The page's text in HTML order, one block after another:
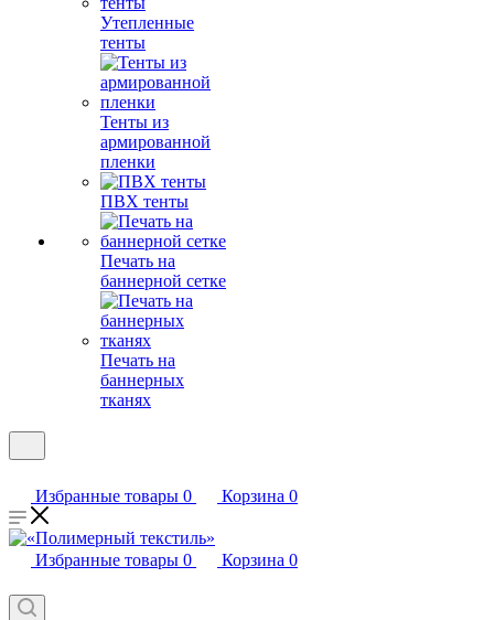
Утепленные
тенты
Тенты из
армированной
пленки
ПВХ тенты
Печать на
баннерной сетке
Печать на
баннерных
тканях
Избранные товары 0 Корзина 0
Избранные товары 0 Корзина 0